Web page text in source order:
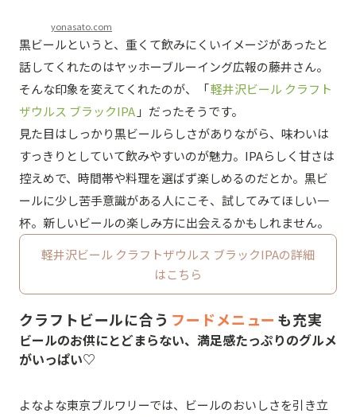
yonasato.com
黒ビールというと、重くて飲みにくいイメージがあったと
話してくれたのはヤッホーブルーイング広報の藤井さん。
そんな印象を変えてくれたのが、「軽井沢ビール クラフト
ザウルス ブラックIPA 」だったそうです。
見た目はしっかり黒ビールらしさがありながら、味わいは
すっきりとしていて飲みやすいのが魅力。IPAらしく甘さは
控えめで、時間帯や料理を選ばず楽しめるのだとか。黒ビ
ールに少し苦手意識がある人にこそ、試してみてほしい一
杯。新しいビールの楽しみ方に出会えるかもしれません。
軽井沢ビール クラフトザウルス ブラックIPAの詳細
はこちら
クラフトビールに合う フードメニュー も充実
ビールのお供にとどまらない、満足感たっぷりのグルメ
がいっぱい♡
よなよな東京ブルワリーでは、ビールのおいしさを引き立